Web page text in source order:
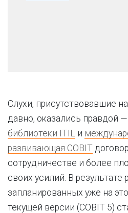
Слухи, присутствовавшие
давно, оказались правдой
библиотеки ITIL и
развивающая COBIT
сотрудничестве и более
своих усилий. В результате
запланированных уже на
текущей версии (COBIT 5)